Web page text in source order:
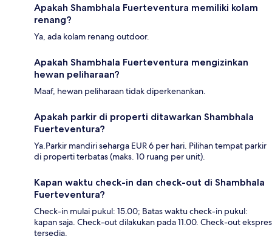
Apakah Shambhala Fuerteventura memiliki kolam
renang?
Ya, ada kolam renang outdoor.
Apakah Shambhala Fuerteventura mengizinkan
hewan peliharaan?
Maaf, hewan peliharaan tidak diperkenankan.
Apakah parkir di properti ditawarkan Shambhala
Fuerteventura?
Ya.Parkir mandiri seharga EUR 6 per hari. Pilihan tempat parkir
di properti terbatas (maks. 10 ruang per unit).
Kapan waktu check-in dan check-out di Shambhala
Fuerteventura?
Check-in mulai pukul: 15.00; Batas waktu check-in pukul:
kapan saja. Check-out dilakukan pada 11.00. Check-out ekspres
tersedia.